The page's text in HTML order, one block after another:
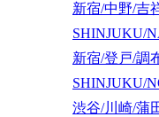
新宿/中野/吉
SHINJUKU/
新宿/登戸/調
SHINJUKU/
渋谷/川崎/蒲